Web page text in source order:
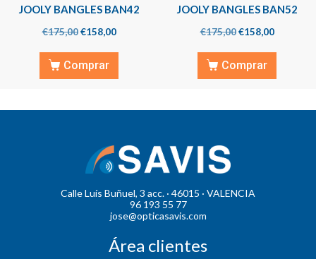
JOOLY BANGLES BAN42
€175,00 €158,00
Comprar
JOOLY BANGLES BAN52
€175,00 €158,00
Comprar
Calle Luís Buñuel, 3 acc. · 46015 · VALENCIA
96 193 55 77
jose@opticasavis.com
Área clientes